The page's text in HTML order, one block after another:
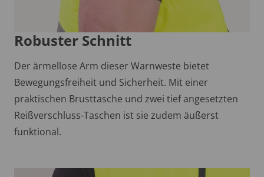
Robuster Schnitt
Der ärmellose Arm dieser Warnweste bietet
Bewegungsfreiheit und Sicherheit. Mit einer
praktischen Brusttasche und zwei tief angesetzten
Reißverschluss-Taschen ist sie zudem äußerst
funktional.